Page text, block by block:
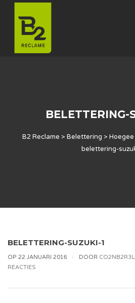
BELETTERING-
B2 Reclame > Belettering >
belettering-
BELETTERING-SUZUKI-1
OP 22 JANUARI 2016 DOOR
REACTIES